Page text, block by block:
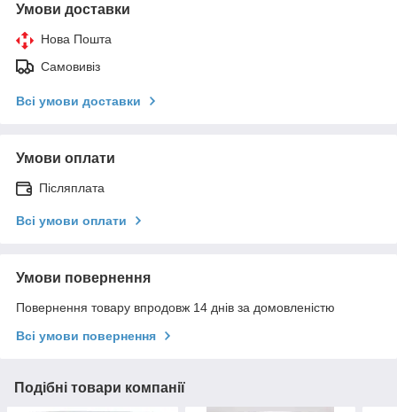
Умови доставки
Нова Пошта
Самовивіз
Всі умови доставки
Умови оплати
Післяплата
Всі умови оплати
Умови повернення
Повернення товару впродовж 14 днів за домовленістю
Всі умови повернення
Подібні товари компанії